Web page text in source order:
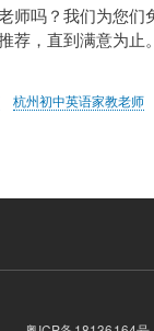
师吗？我们为您
荐，直到满意为止。
杭州初中英语家教老师